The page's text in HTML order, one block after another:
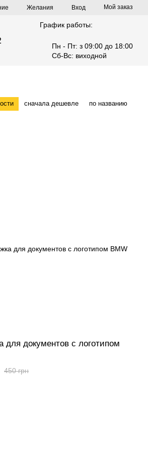
Желания Вход Мой заказ
График работы:
Пн - Пт: з 09:00 до 18:00
Сб-Вс: виходной
сначала дешевле по названию
для документов с логотипом
450 грн